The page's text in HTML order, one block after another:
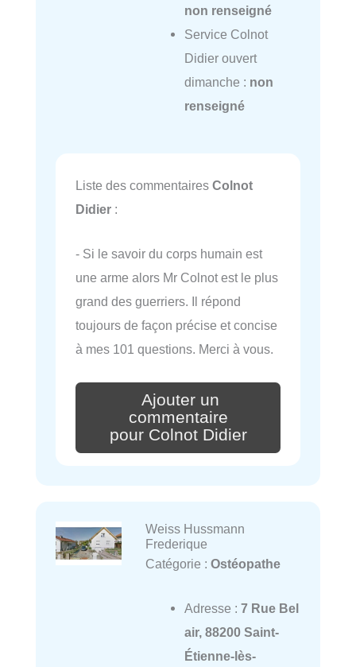
non renseigné
Service Colnot
Didier ouvert
dimanche : non
renseigné
Liste des commentaires Colnot
Didier :
- Si le savoir du corps humain est
une arme alors Mr Colnot est le plus
grand des guerriers. Il répond
toujours de façon précise et concise
à mes 101 questions. Merci à vous.
Ajouter un
commentaire
pour Colnot Didier
Weiss Hussmann
Frederique
Catégorie : Ostéopathe
Adresse : 7 Rue Bel
air, 88200 Saint-
Étienne-lès-